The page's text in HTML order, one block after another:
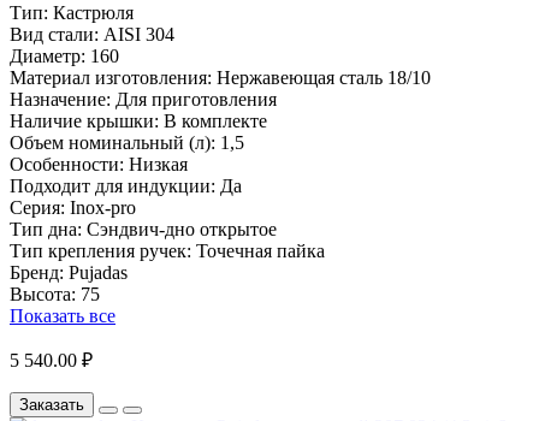
Тип: Кастрюля
Вид стали: AISI 304
Диаметр: 160
Материал изготовления: Нержавеющая сталь 18/10
Назначение: Для приготовления
Наличие крышки: В комплекте
Объем номинальный (л): 1,5
Особенности: Низкая
Подходит для индукции: Да
Серия: Inox-pro
Тип дна: Сэндвич-дно открытое
Тип крепления ручек: Точечная пайка
Бренд: Pujadas
Высота: 75
Показать все
5 540.00 ₽
Заказать